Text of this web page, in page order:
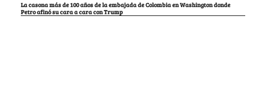
La casona más de 100 años de la embajada de Colombia en Washington donde
Petro afinó su cara a cara con Trump